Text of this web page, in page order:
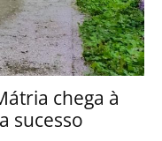
chega à
sucesso